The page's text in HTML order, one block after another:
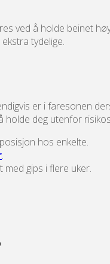
ved å holde beinet
tydelige.
er i faresonen
holde deg utenfor
hos enkelte.
.
gips i flere uker.